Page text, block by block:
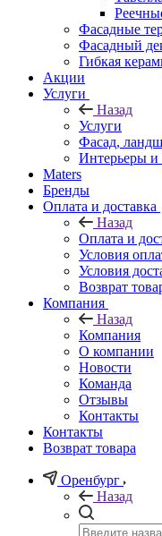
Фасадные
Фасадный
Гибкая
Акции
Услуги
Назад
Услуги
Фасад,
Интерьеры
Maters
Бренды
Оплата и доставка
Назад
Оплата и
Условия
Условия
Возврат
Компания
Назад
Компания
О компании
Новости
Команда
Отзывы
Контакты
Контакты
Возврат товара
Оренбург
Назад